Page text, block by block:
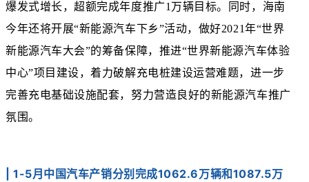
爆发式增长，超额完成年度推广1万辆目标。同时，海南
今年还将开展“新能源汽车下乡”活动，做好2021年“世界
新能源汽车大会”的筹备保障，推进“世界新能源汽车体验
中心”项目建设，着力破解充电桩建设运营难题，进一步
完善充电基础设施配套，努力营造良好的新能源汽车推广
氛围。
| 1-5月中国汽车产销分别完成1062.6万辆和1087.5万